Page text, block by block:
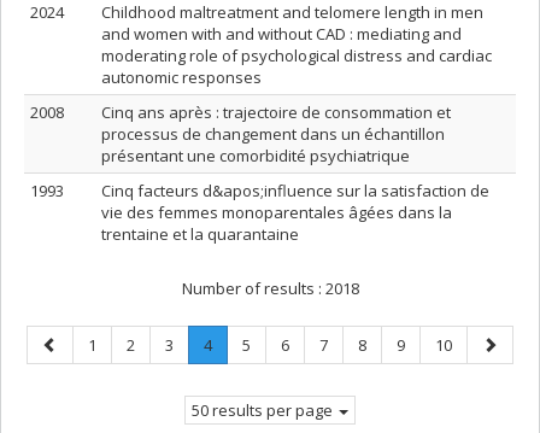
2024
Childhood maltreatment and telomere length in men
and women with and without CAD : mediating and
moderating role of psychological distress and cardiac
autonomic responses
2008
Cinq ans après : trajectoire de consommation et
processus de changement dans un échantillon
présentant une comorbidité psychiatrique
1993
Cinq facteurs d&apos;influence sur la satisfaction de
vie des femmes monoparentales âgées dans la
trentaine et la quarantaine
Number of results : 2018
Previous
page
Page
1 Page
2 Page
3 Page
4.
Current
Page
5 Page
6 Page
7 Page
8 Page
9 Page
10
Next
page
50 results per page